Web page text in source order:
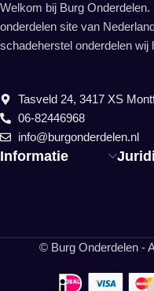
Informatie
Welkom bij Burg
onderdelen site van
schadeherstel onderdelen wij
Tasveld 24, 3417 XS
06-82446968
info@burgonderdelen.nl
© Burg Onderdelen -